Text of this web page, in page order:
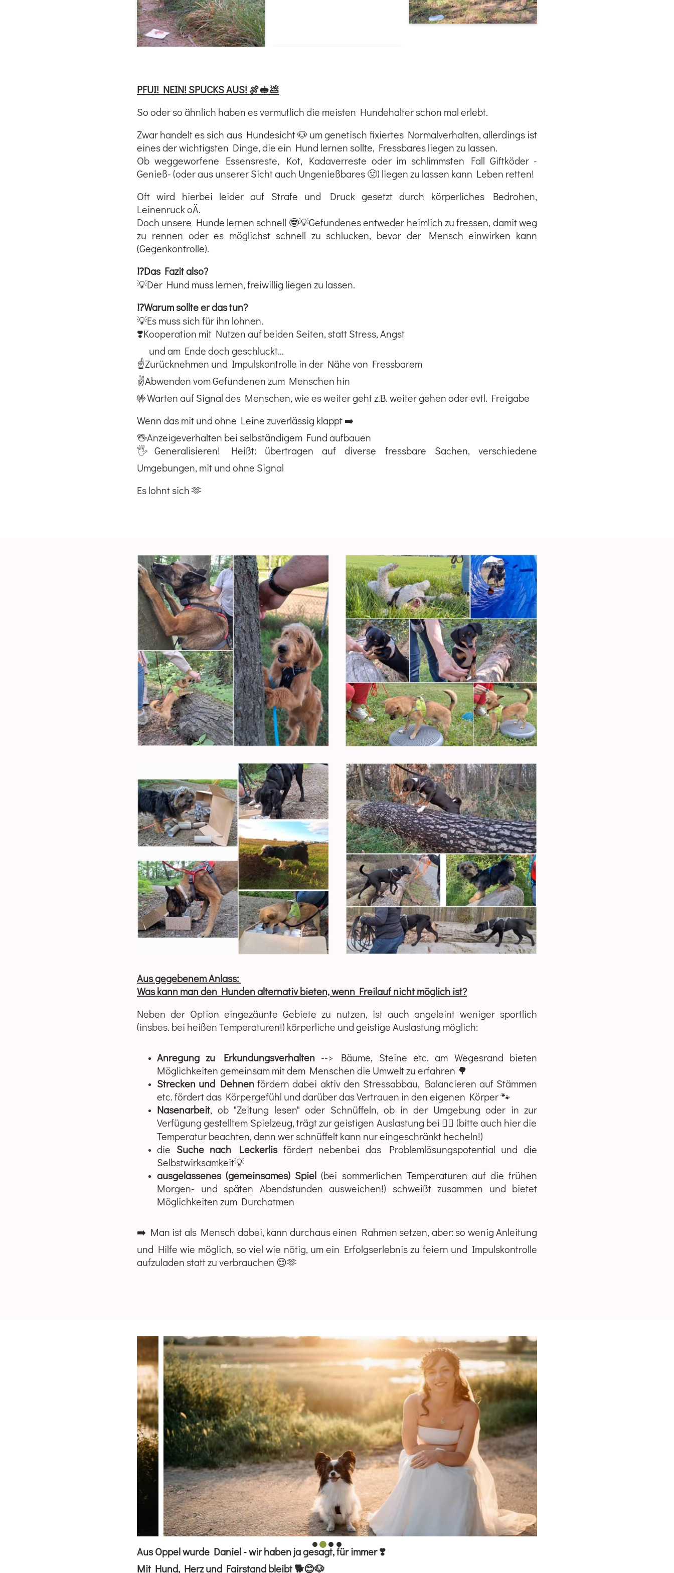
PFUI! NEIN! SPUCKS AUS! 🍖🥪💩
So oder so ähnlich haben es vermutlich die meisten Hundehalter schon mal erlebt.
Zwar handelt es sich aus Hundesicht 🐶 um genetisch fixiertes Normalverhalten, allerdings ist
eines der wichtigsten Dinge, die ein Hund lernen sollte, Fressbares liegen zu lassen.
Ob weggeworfene Essensreste, Kot, Kadaverreste oder im schlimmsten Fall Giftköder -
Genieß- (oder aus unserer Sicht auch Ungenießbares 🤢) liegen zu lassen kann Leben retten!
Oft wird hierbei leider auf Strafe und Druck gesetzt durch körperliches Bedrohen,
Leinenruck oÄ.
Doch unsere Hunde lernen schnell 🤓💡Gefundenes entweder heimlich zu fressen, damit weg
zu rennen oder es möglichst schnell zu schlucken, bevor der Mensch einwirken kann
(Gegenkontrolle).
⁉️Das Fazit also?
💡Der Hund muss lernen, freiwillig liegen zu lassen.
⁉️Warum sollte er das tun?
💡Es muss sich für ihn lohnen.
❣️Kooperation mit Nutzen auf beiden Seiten, statt Stress, Angst
und am Ende doch geschluckt...
☝️Zurücknehmen und Impulskontrolle in der Nähe von Fressbarem
✌️Abwenden vom Gefundenen zum Menschen hin
🤟Warten auf Signal des Menschen, wie es weiter geht z.B. weiter gehen oder evtl. Freigabe
Wenn das mit und ohne Leine zuverlässig klappt ➡️
🖖Anzeigeverhalten bei selbständigem Fund aufbauen
🖐Generalisieren! Heißt: übertragen auf diverse fressbare Sachen, verschiedene
Umgebungen, mit und ohne Signal
Es lohnt sich 🫶
Aus gegebenem Anlass:
Was kann man den Hunden alternativ bieten, wenn Freilauf nicht möglich ist?
Neben der Option eingezäunte Gebiete zu nutzen, ist auch angeleint weniger sportlich
(insbes. bei heißen Temperaturen!) körperliche und geistige Auslastung möglich:
Anregung zu Erkundungsverhalten--> Bäume, Steine etc. am Wegesrand bieten
Möglichkeiten gemeinsam mit dem Menschen die Umwelt zu erfahren 🌳
Strecken und Dehnen fördern dabei aktiv den Stressabbau, Balancieren auf Stämmen
etc. fördert das Körpergefühl und darüber das Vertrauen in den eigenen Körper 🐾
Nasenarbeit, ob "Zeitung lesen" oder Schnüffeln, ob in der Umgebung oder in zur
Verfügung gestelltem Spielzeug, trägt zur geistigen Auslastung bei 🐕‍🦺 (bitte auch hier die
Temperatur beachten, denn wer schnüffelt kann nur eingeschränkt hecheln!)
die Suche nach Leckerlisfördert nebenbei das Problemlösungspotential und die
Selbstwirksamkeit💡
ausgelassenes (gemeinsames) Spiel (bei sommerlichen Temperaturen auf die frühen
Morgen- und späten Abendstunden ausweichen!) schweißt zusammen und bietet
Möglichkeiten zum Durchatmen
➡️ Man ist als Mensch dabei, kann durchaus einen Rahmen setzen, aber: so wenig Anleitung
und Hilfe wie möglich, so viel wie nötig, um ein Erfolgserlebnis zu feiern und Impulskontrolle
aufzuladen statt zu verbrauchen 😌🫶
Aus Oppel wurde Daniel - wir haben ja gesagt, für immer ❣️
Mit Hund, Herz und Fairstand bleibt 🐕😊🐶